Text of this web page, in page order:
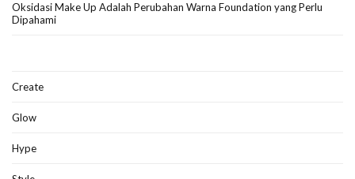
Oksidasi Make Up Adalah Perubahan Warna Foundation yang Perlu
Dipahami
Create
Glow
Hype